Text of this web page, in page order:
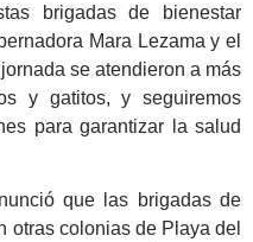
brigadas de bienestar
Mara Lezama y el
se atendieron a más
y gatitos, y seguiremos
para garantizar la salud
que las brigadas de
otras colonias de Playa del